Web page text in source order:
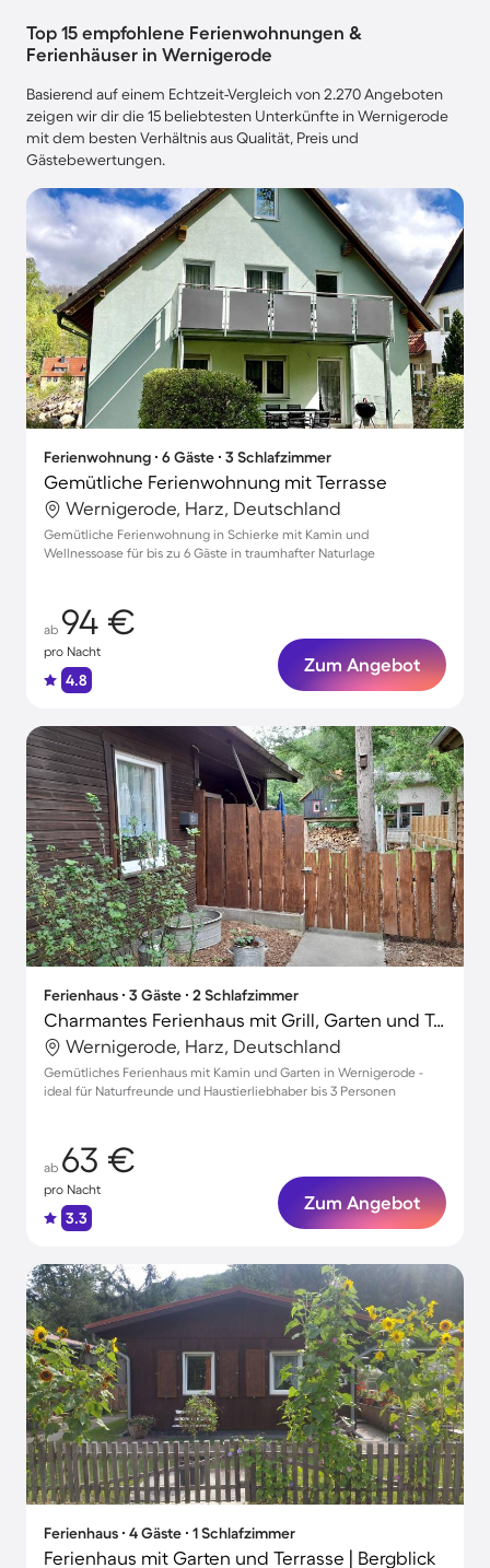
Top 15 empfohlene Ferienwohnungen &
Ferienhäuser in Wernigerode
Basierend auf einem Echtzeit-Vergleich von 2.270 Angeboten
zeigen wir dir die 15 beliebtesten Unterkünfte in Wernigerode
mit dem besten Verhältnis aus Qualität, Preis und
Gästebewertungen.
Ferienwohnung ∙ 6 Gäste ∙ 3 Schlafzimmer
Gemütliche Ferienwohnung mit Terrasse
Wernigerode, Harz, Deutschland
Gemütliche Ferienwohnung in Schierke mit Kamin und
Wellnessoase für bis zu 6 Gäste in traumhafter Naturlage
ab 94 €
pro Nacht
4.8
Zum Angebot
Ferienhaus ∙ 3 Gäste ∙ 2 Schlafzimmer
Charmantes Ferienhaus mit Grill, Garten und Terrasse | Bergblick | Haustiere erlaubt
Wernigerode, Harz, Deutschland
Gemütliches Ferienhaus mit Kamin und Garten in Wernigerode -
ideal für Naturfreunde und Haustierliebhaber bis 3 Personen
ab 63 €
pro Nacht
3.3
Zum Angebot
Ferienhaus ∙ 4 Gäste ∙ 1 Schlafzimmer
Ferienhaus mit Garten und Terrasse | Bergblick